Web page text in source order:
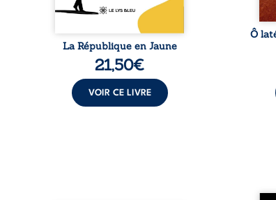
La République en Jaune
21,50€
VOIR CE LIVRE
Ô